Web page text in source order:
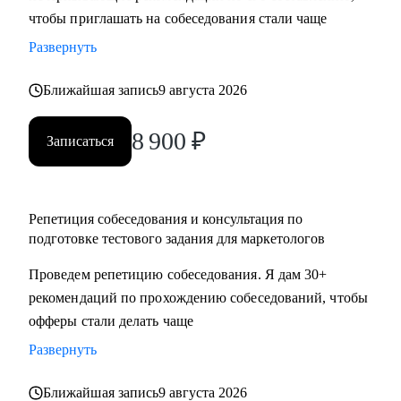
достижения намеченных целей
• Оценить навыки в маркетинге и дам рекомендации, что и
• Отвечу на любые вопросы, связанные с карьерой
маркетолога и поиском работы
Кому могу помочь:
• Начинающий в профессии
• Планируешь сменить роль или профиль
• Стремишься стать руководителем
• Хочешь быть полностью уверен в своём резюме и
коммуникациях
чтобы приглашать на собеседования стали чаще
Развернуть
Ближайшая запись9 августа 2026
Записаться 8 900 ₽
Репетиция собеседования и консультация по
подготовке тестового задания для маркетологов
Проведем репетицию собеседования. Я дам 30+
рекомендаций по прохождению собеседований, чтобы
офферы стали делать чаще
Развернуть
Ближайшая запись9 августа 2026